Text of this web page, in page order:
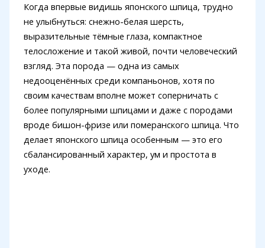
Когда впервые видишь японского шпица, трудно
не улыбнуться: снежно-белая шерсть,
выразительные тёмные глаза, компактное
телосложение и такой живой, почти человеческий
взгляд. Эта порода — одна из самых
недооценённых среди компаньонов, хотя по
своим качествам вполне может соперничать с
более популярными шпицами и даже с породами
вроде бишон-фризе или померанского шпица. Что
делает японского шпица особенным — это его
сбалансированный характер, ум и простота в
уходе.